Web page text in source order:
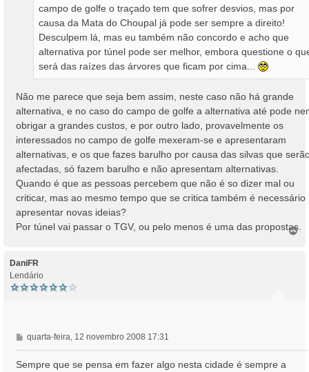
campo de golfe o traçado tem que sofrer desvios, mas por
causa da Mata do Choupal já pode ser sempre a direito!
Desculpem lá, mas eu também não concordo e acho que
alternativa por túnel pode ser melhor, embora questione o
será das raízes das árvores que ficam por cima...
Não me parece que seja bem assim, neste caso não há grande
alternativa, e no caso do campo de golfe a alternativa até pode
obrigar a grandes custos, e por outro lado, provavelmente os
interessados no campo de golfe mexeram-se e apresentaram
alternativas, e os que fazes barulho por causa das silvas que
afectadas, só fazem barulho e não apresentam alternativas.
Quando é que as pessoas percebem que não é so dizer mal ou
criticar, mas ao mesmo tempo que se critica também é necessário
apresentar novas ideias?
Por túnel vai passar o TGV, ou pelo menos é uma das propostas.T
DaniFR
Lendário
M
e
n
quarta-feira, 12 novembro 2008 17:31
Sempre que se pensa em fazer algo nesta cidade é sempre a